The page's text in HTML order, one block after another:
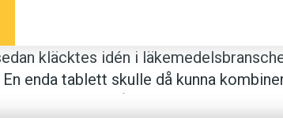
kläcktes idén i
enda tablett skulle då kunna